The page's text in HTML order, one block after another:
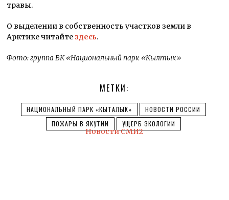
травы.
О выделении в собственность участков земли в
Арктике читайте здесь.
Фото: группа ВК «Национальный парк «Кылтык»
МЕТКИ:
НАЦИОНАЛЬНЫЙ ПАРК «КЫТАЛЫК»
НОВОСТИ РОССИИ
ПОЖАРЫ В ЯКУТИИ
УЩЕРБ ЭКОЛОГИИ
Новости СМИ2